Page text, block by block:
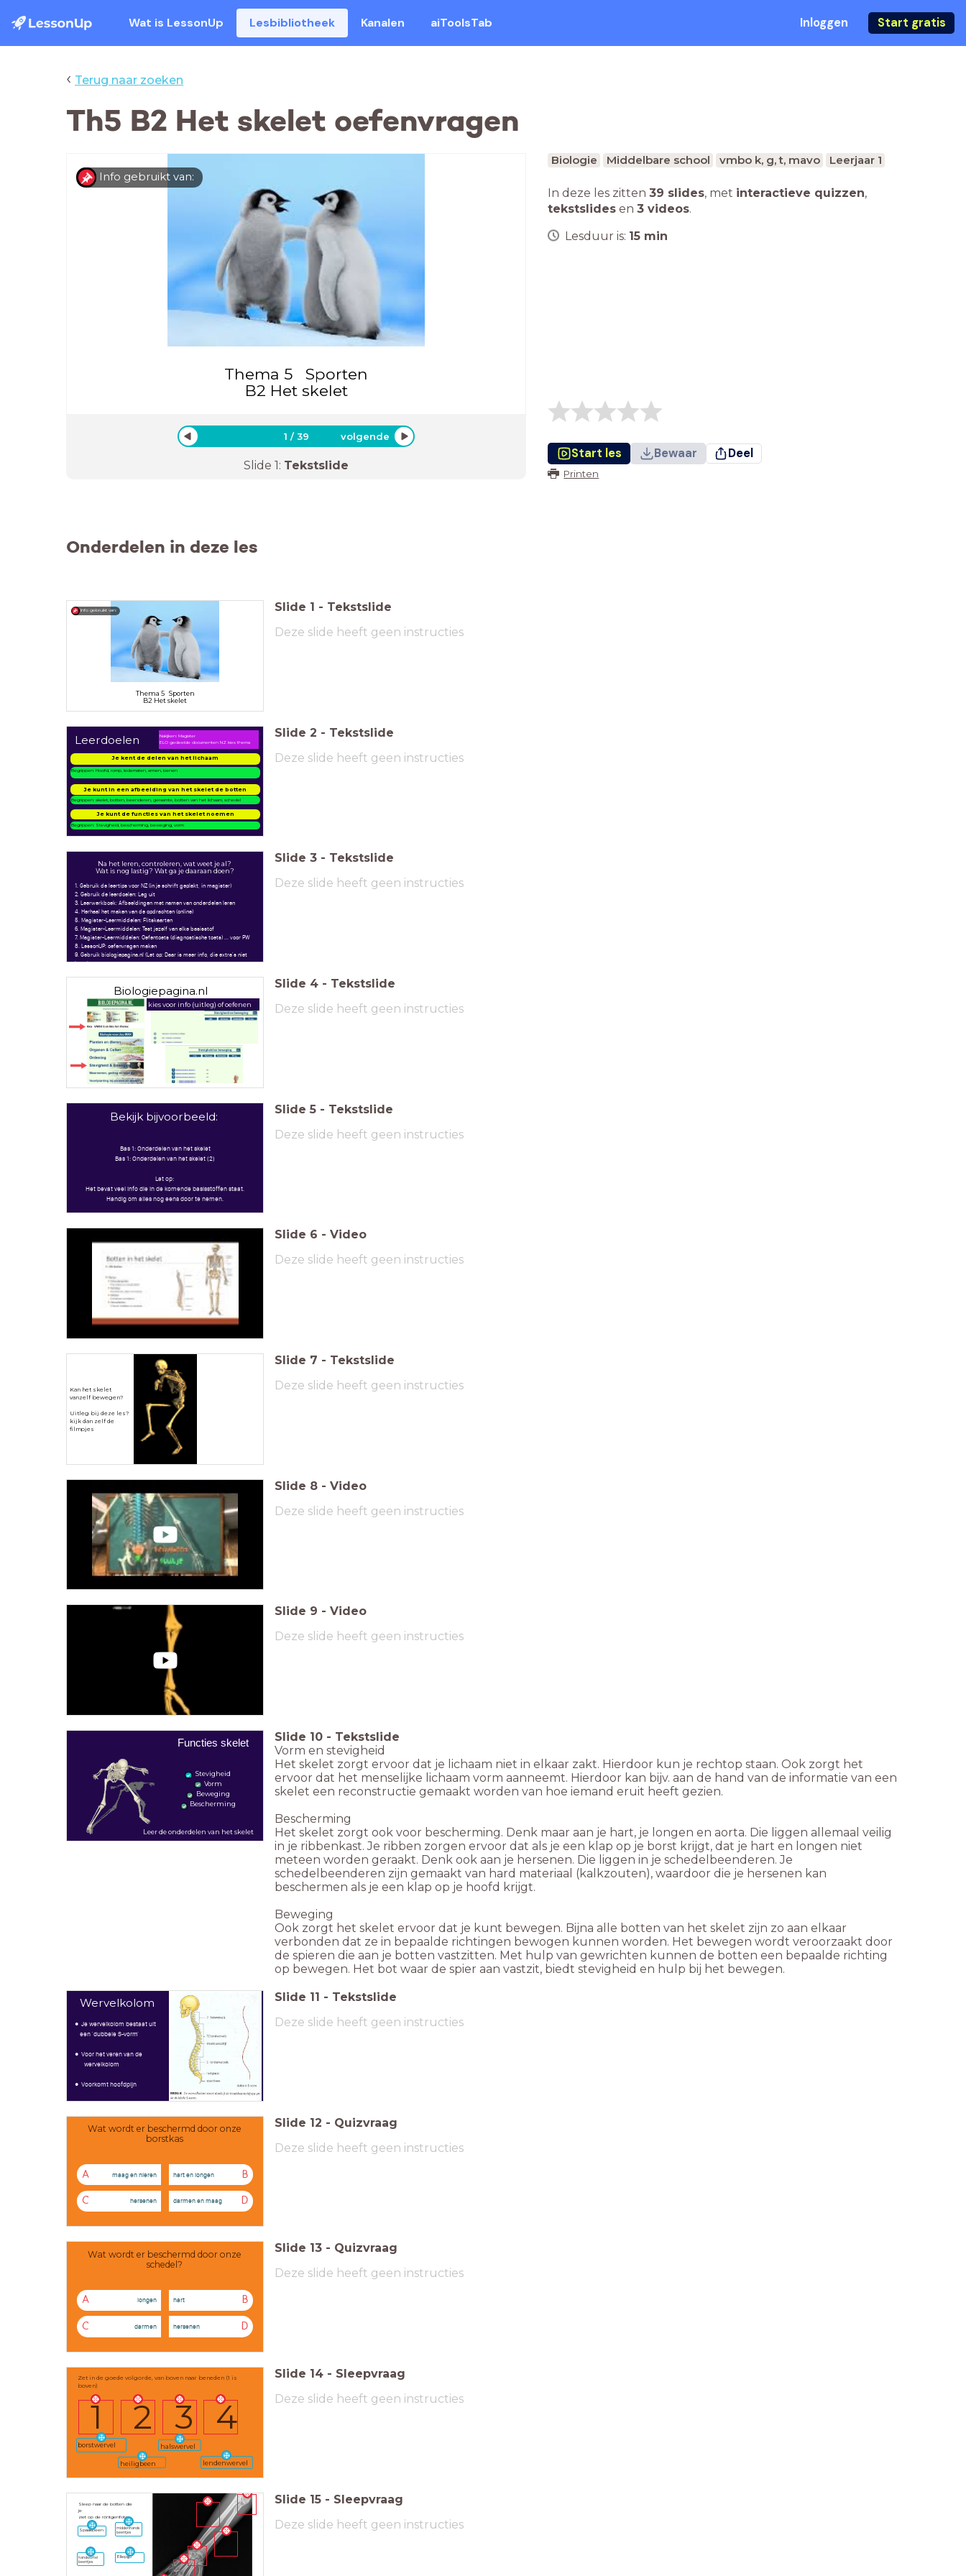
Wat is LessonUp Lesbibliotheek Kanalen aiToolsTab Inloggen Start gratis
‹ Terug naar zoeken
Th5 B2 Het skelet oefenvragen
Thema 5 Sporten
B2 Het skelet
Info gebruikt van:
1 /39 volgende
Slide 1: Tekstslide
Biologie Middelbare school vmbo k, g, t, mavo Leerjaar 1
In deze les zitten 39 slides, met interactieve quizzen,
tekstslides en 3 videos.
Lesduur is: 15 min
Start les Bewaar Deel
Printen
Onderdelen in deze les
Thema 5 Sporten
B2 Het skelet
Info gebruikt van: Slide 1 - Tekstslide
Deze slide heeft geen instructies
Leerdoelen
Je kent de delen van het lichaam
Begrippen: Hoofd, romp, ledematen, armen, benen
Je kunt in een afbeelding van het skelet de botten
benoemen
Begrippen: skelet, botten, beenderen, geraamte, botten van het lichaam, schedel
Je kunt de functies van het skelet noemen
Begrippen: Stevigheid, bescherming, beweging, vorm
Nakijken: Magister
ELO gedeelde documenten NZ kies thema
Slide 2 - Tekstslide
Deze slide heeft geen instructies
Na het leren, controleren, wat weet je al?
Wat is nog lastig? Wat ga je daaraan doen?
1. Gebruik de leertips voor NZ (in je schrift geplakt, in magister)
2. Gebruik de leerdoelen: Leg uit
3. Leerwerkboek: Afbeeldingen met namen van onderdelen leren
4. Herhaal het maken van de opdrachten (online)
5. Magister-Leermiddelen: Flitskaarten
6. Magister-Leermiddelen: Test jezelf van elke basisstof
7. Magister-Leermiddelen: Oefentoets (diagnostische toets) ... voor PW
8. LessonUP: oefenvragen maken
9. Gebruik biologiepagina.nl (Let op: Daar is meer info, die extra's niet
leren)
Slide 3 - Tekstslide
Deze slide heeft geen instructies
Biologiepagina.nl
kies voor info (uitleg) of oefenen
Slide 4 - Tekstslide
Deze slide heeft geen instructies
Bekijk bijvoorbeeld:
Bas 1: Onderdelen van het skelet
Bas 1: Onderdelen van het skelet (2)
Let op:
Het bevat veel info die in de komende basisstoffen staat.
Handig om alles nog eens door te nemen.
Slide 5 - Tekstslide
Deze slide heeft geen instructies
Slide 6 - Video
Deze slide heeft geen instructies
Kan het skelet
vanzelf bewegen?
Uitleg bij deze les?
kijk dan zelf de
filmpjes
Slide 7 - Tekstslide
Deze slide heeft geen instructies
Slide 8 - Video
Deze slide heeft geen instructies
Slide 9 - Video
Deze slide heeft geen instructies
Functies skelet
Stevigheid
Vorm
Beweging
Bescherming
Leer de onderdelen van het skelet
Slide 10 - Tekstslide
Vorm en stevigheid
Het skelet zorgt ervoor dat je lichaam niet in elkaar zakt. Hierdoor kun je rechtop staan. Ook zorgt het
ervoor dat het menselijke lichaam vorm aanneemt. Hierdoor kan bijv. aan de hand van de informatie van een
skelet een reconstructie gemaakt worden van hoe iemand eruit heeft gezien.
Bescherming
Het skelet zorgt ook voor bescherming. Denk maar aan je hart, je longen en aorta. Die liggen allemaal veilig
in je ribbenkast. Je ribben zorgen ervoor dat als je een klap op je borst krijgt, dat je hart en longen niet
meteen worden geraakt. Denk ook aan je hersenen. Die liggen in je schedelbeenderen. Je
schedelbeenderen zijn gemaakt van hard materiaal (kalkzouten), waardoor die je hersenen kan
beschermen als je een klap op je hoofd krijgt.
Beweging
Ook zorgt het skelet ervoor dat je kunt bewegen. Bijna alle botten van het skelet zijn zo aan elkaar
verbonden dat ze in bepaalde richtingen bewogen kunnen worden. Het bewegen wordt veroorzaakt door
de spieren die aan je botten vastzitten. Met hulp van gewrichten kunnen de botten een bepaalde richting
op bewegen. Het bot waar de spier aan vastzit, biedt stevigheid en hulp bij het bewegen.
Wervelkolom
Je wervelkolom bestaat uit
een 'dubbele S-vorm'
Voor het veren van de
wervelkolom
Voorkomt hoofdpijn
Slide 11 - Tekstslide
Deze slide heeft geen instructies
Wat wordt er beschermd door onze
borstkas
A maag en nieren B
hart en longen
C hersenen D
darmen en maag
Slide 12 - Quizvraag
Deze slide heeft geen instructies
Wat wordt er beschermd door onze
schedel?
A longen B
hart
C darmen D
hersenen
Slide 13 - Quizvraag
Deze slide heeft geen instructies
Zet in de goede volgorde, van boven naar beneden (1 is
boven)
1 2 3 4
borstwervel
heiligbeen
halswervel
lendenwervel
Slide 14 - Sleepvraag
Deze slide heeft geen instructies
Sleep naar de botten die
je
ziet op de röntgenfoto:
Spaakbeen
Ellepijp
middenhands
beentjes
handwortel
beentjes
Slide 15 - Sleepvraag
Deze slide heeft geen instructies